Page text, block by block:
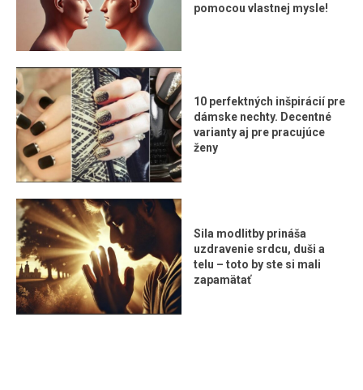
pomocou vlastnej mysle!
10 perfektných inšpirácií pre
dámske nechty. Decentné
varianty aj pre pracujúce
ženy
Sila modlitby prináša
uzdravenie srdcu, duši a
telu – toto by ste si mali
zapamätať